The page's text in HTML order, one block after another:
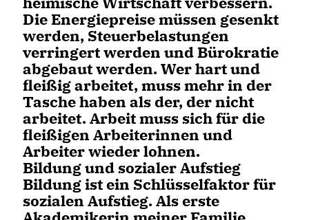
Die Energiepreise müssen gesenkt
werden, Steuerbelastungen
verringert werden und Bürokratie
abgebaut werden. Wer hart und
fleißig arbeitet, muss mehr in der
Tasche haben als der, der nicht
arbeitet. Arbeit muss sich für die
fleißigen Arbeiterinnen und
Arbeiter wieder lohnen.
Bildung und sozialer Aufstieg
Bildung ist ein Schlüsselfaktor für
sozialen Aufstieg. Als erste